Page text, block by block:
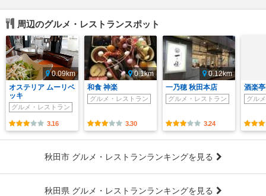
周辺のグルメ・レストランスポット
0.09km
オステリア ムーリベ
ッキ
グルメ・レストラン
3.16
0.1km
和食 神楽
グルメ・レストラン
3.30
0.12km
一乃穂 秋田本店
グルメ・レストラン
3.24
酒楽
グル
秋田市 グルメ・レストランランキングを見る
秋田県 グルメ・レストランランキングを見る